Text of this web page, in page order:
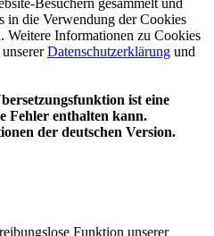
Besuchern gesammelt und
in die Verwendung der Cookies
Weitere Informationen zu Cookies
Datenschutzerklärung und
ist eine
Fehler enthalten kann.
der deutschen Version.
Funktion unserer